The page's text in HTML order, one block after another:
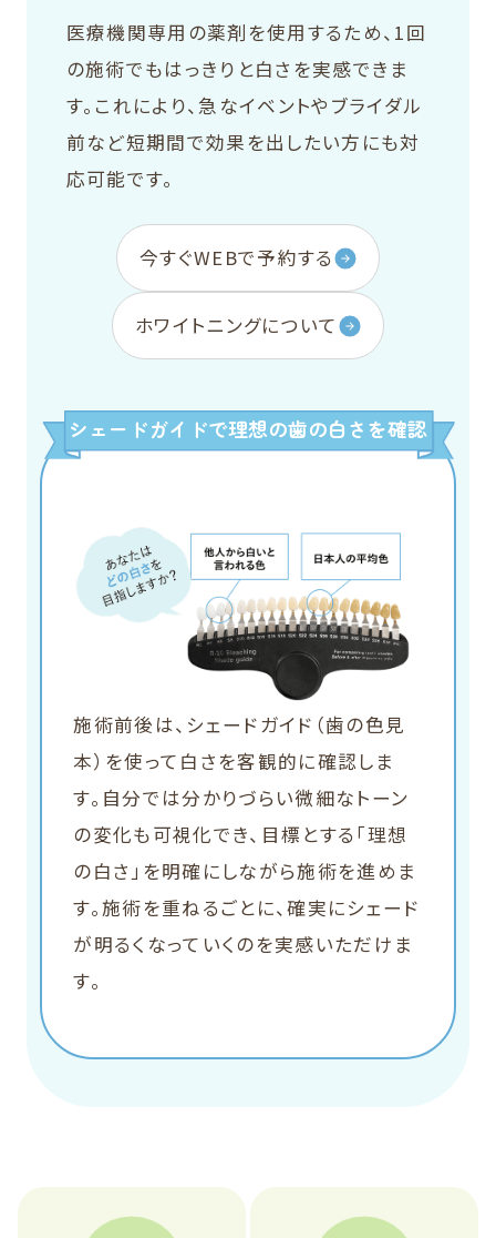
医療機関専用の薬剤を使用するため、1回
の施術でもはっきりと白さを実感できま
す。これにより、急なイベントやブライダル
前など短期間で効果を出したい方にも対
応可能です。
今すぐWEBで予約する
ホワイトニングについて
シェードガイドで理想の歯の白さを確認
施術前後は、シェードガイド（歯の色見
本）を使って白さを客観的に確認しま
す。自分では分かりづらい微細なトーン
の変化も可視化でき、目標とする「理想
の白さ」を明確にしながら施術を進めま
す。施術を重ねるごとに、確実にシェード
が明るくなっていくのを実感いただけま
す。